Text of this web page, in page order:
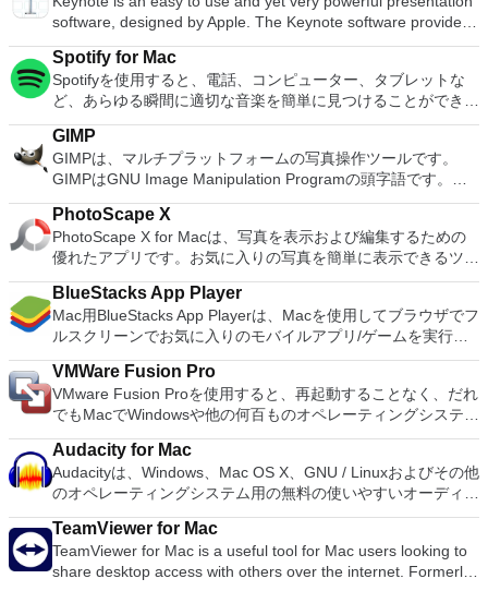
ーを使用して本物のプレイステーション体験をシミュレートで
きます。このアプリケーションでは、ディスクからゲームを直
接実行することも、ハードドライブからイメージとして実行す
ることもできます。 主な機能は次のとおりです。
Savestates：ボタンを1つ押すだけで、ゲームの現在の「状
態」を保存できます。 無制限のメモリーカード：好きなだけ
メモリーカードを保存でき、8MBから64MBまでの単一の物理
カードに制限されなくなりました。 高解像度のグラフィック
ス：PCSX2 for Macを使用すると、1080pまたは4K HDでゲー
レーターの機能は優れています。 PS2ゲームを高い精度でエ
ミュレートでき、Mac OSとエミュレーターを切り替えること
ができます。欠点は、高速ゲームに苦労し、時々フリーズまた
はクラッシュすることです。* Mac用PCSX2を使用するには、
コンソールから抽出できるPlaystation 2 BIOSが必要です。
ーティスト、有名人、ブランド、テレビ番組の最新ニュースと
特別クーポンを入手できます。 LINEを使用すると、1対1のメ
ッセージングとグループチャットで、いつでもどこでも無料の
インスタントメッセージを友人と交換できます。 LINEは、
iPhone、Android、Windows Phone、Blackberry、さらには
PCのすべての一般的なスマートフォンデバイスで利用できま
す。 主な機能に含まれるもの LINEステッカー：10,000を超え
るステッカーと顔文字を使用した、より楽しく表現力豊かなチ
ャット。 タイムライン：タイムラインを使用してテキスト、
写真、ビデオ、ステッカーを共有し、親しい友人とストーリー
を交換します。 スナップムービー：わずか10秒で最高品質の
ビデオを作成できます。クールなバックグラウンドミュージッ
クを追加して、友人と共有できます。 友達を簡単に追加：
QRコード、またはLINE ID。
software, designed by Apple. The Keynote software provides
you with a massive array of tools and effects to ensure your
presentations stand out from the crowd. It can be used for
home, academic and business presentations. There are over
30 Apple-designed themes to choose from. The visual effects
are simply stunning to use. When combined with graphics,
transitions and images, you can create high quality
presentations with a fresh look. Using Keynote you can create
amazing presentations both quickly and easily. The software
uses a simple drag and drop interface with a clean and well
designed format panel and toolbar. Keynote automatically
saves your presentation as you make changes and with
iCloud you can access and edit your work from your Mac,
iPad, iPhone, iPod Touch and iCloud.com. You can import a
varied range of media types including; JPEG, TIFF, PNG,
PSD, EPS, PDF, AIFF, MP3, AAC, and MOV. When you have
to Microsoft PowerPoint, PDF, QuickTime, HTML and image
files. You can then share as Movie to Facebook, Vimeo, and
YouTube. Main Features: Get Started Quickly Easy To Use
Graphics Tools Cinema Quality Animations Share Your Work
Easily As Apple says: Keynote. Your presentation. Totally
decked out.
Spotify for Mac
Spotifyを使用すると、電話、コンピューター、タブレットな
ど、あらゆる瞬間に適切な音楽を簡単に見つけることができま
す。 Spotifyには数百万のトラックがあります。エクササイ
ズ、パーティー、リラックスのいずれでも、適切な音楽がいつ
でも手元にあります。聴きたいものを選択するか、Spotifyに
驚かせてください。 また、友人、アーティスト、有名人の音
楽コレクションを閲覧したり、ラジオ局を作成して座ったりす
ることもできます。 Spotifyであなたの人生をサウンドトラッ
クしましょう。購読または無料で聴くことができます。
GIMP
GIMPは、マルチプラットフォームの写真操作ツールです。
GIMPはGNU Image Manipulation Programの頭字語です。
GIMPは、写真のレタッチ、画像の合成、画像の構築など、さ
まざまな画像操作タスクに適しています。 多くの機能があり
ます。シンプルなペイントプログラム、エキスパート品質の写
真レタッチプログラム、オンラインバッチ処理システム、大量
生産イメージレンダラー、イメージフォーマットコンバーター
などとして使用できます。 ブラシ、鉛筆、エアブラシ、クロ
ーン作成などを含むペイントツールのフルスイートタイルベー
スのメモリ管理により、画像サイズは利用可能なディスク容量
のみによって制限されます高品質のアンチエイリアスのための
すべてのペイントツールのサブピクセルサンプリングアルファ
チャネルの完全サポートレイヤーとチャンネル Script-Fuなど
の外部プログラムから内部GIMP関数を呼び出すための手続き
型データベース高度なスクリプト機能複数の元に戻す/やり直
し（ディスク領域によってのみ制限されます） 回転、拡大縮
小、せん断、反転などの変換ツールサポートされているファイ
MPEG、PS、PDF、PCX、BMPなどが含まれます長方形、楕
円、無料、ファジー、ベジェ、インテリジェントなどの選択ツ
ール新しいファイル形式と新しい効果フィルターを簡単に追加
PhotoScape X
PhotoScape X for Macは、写真を表示および編集するための
優れたアプリです。お気に入りの写真を簡単に表示できるツー
ルが多数用意されています。 ユーザーインターフェイスの外
観は基本的ですが、いくつかのテーマを選択することができま
す。これらのテーマは、この機能的なアプリに少しの色と多様
性を追加します。画像をクリックすると、サイズ変更、トリミ
ング、色調整、目の補正、シャープ、ぼかしなどの一般的なツ
ールを使用してすぐに編集を開始できます。編集が完了した
ら、画像を同じ場所に保存するか、個別に保存することを選択
できます。写真は、Facebook、Twitter、Picasa、Flickrなどの
ソーシャルネットワークでも共有できます。 PhotoScape X
for MacにはGIF作成ツールも備わっています。このツール
は、このアプリケーションに1円も払わないと考えた場合に最
適です。複数の写真をバッチ編集し、写真を結合して楽しいコ
ラージュを作成することもできます。 全体として、
PhotoScape X for Macは非常に機能的な写真編集アプリであ
り、iPhotoの優れた代替品です。
BlueStacks App Player
Mac用BlueStacks App Playerは、Macを使用してブラウザでフ
ルスクリーンでお気に入りのモバイルアプリ/ゲームを実行で
きるようにする優れたツールです。 Mac用BlueStacks App
Playerの主な機能 完全にカスタマイズ可能な環境。 複数のOS
構成のサポート。 Google Playの統合。 Mac向けBlueStacks
App Playerをインストールすると、FacebookやTwitterなどの
人気のソーシャルメディアプラットフォームを選択して動作す
るように構成できます。環境でAndroidアプリが実行される
と、Mac用BlueStacks App PlayerをGoogle Playアカウントで
動作するように設定できるため、お気に入りのアプリやゲーム
にアクセスできます！ Mac用BlueStacks App Playerのユーザ
ーインターフェイスは、ニーズに合わせて完全に構成できま
す。さらに、Appleが設計および開発したカスタムソフトウェ
アエクスペリエンスと統合できます。 BlueStacks App Player
VMWare Fusion Pro
VMware Fusion Proを使用すると、再起動することなく、だれ
でもMacでWindowsや他の何百ものオペレーティングシステム
を実行できます。このアプリは、新規ユーザーにとっては十分
にシンプルでありながら、ITプロフェッショナル、開発者、お
よび企業にとっては十分に強力です。 主な機能は次のとおり
です。 MacOS Sierra対応の VMware Fusion Proを使用する
と、MacOS 10.12 Sierraを搭載したMacで仮想マシンを起動
したり、サンドボックスで新しいmacOSを安全にテストした
りできます。 Windows 10向けに構築Windows 10を Macの仮
想マシンとして実行するための完全なサポート。 柔軟なアプ
Audacity for Mac
Audacityは、Windows、Mac OS X、GNU / Linuxおよびその他
のオペレーティングシステム用の無料の使いやすいオーディオ
エディタおよびレコーダーです。 Audacityを使用して次のこ
とができます。 ライブオーディオを録音します。 テープと記
録をデジタル録音またはCDに変換します。 Ogg Vorbis、
MP3、WAVまたはAIFFサウンドファイルを編集します。 サウ
TeamViewer for Mac
TeamViewer for Mac is a useful tool for Mac users looking to
share desktop access with others over the internet. Formerly